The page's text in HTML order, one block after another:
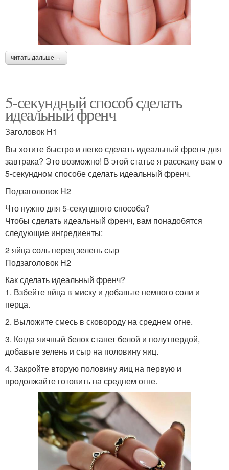
читать дальше →
5-секундный способ сделать
идеальный френч
Заголовок H1
Вы хотите быстро и легко сделать идеальный френч для
завтрака? Это возможно! В этой статье я расскажу вам о
5-секундном способе сделать идеальный френч.
Подзаголовок H2
Что нужно для 5-секундного способа?
Чтобы сделать идеальный френч, вам понадобятся
следующие ингредиенты:
2 яйца соль перец зелень сыр
Подзаголовок H2
Как сделать идеальный френч?
1. Взбейте яйца в миску и добавьте немного соли и
перца.
2. Выложите смесь в сковороду на среднем огне.
3. Когда яичный белок станет белой и полутвердой,
добавьте зелень и сыр на половину яиц.
4. Закройте вторую половину яиц на первую и
продолжайте готовить на среднем огне.